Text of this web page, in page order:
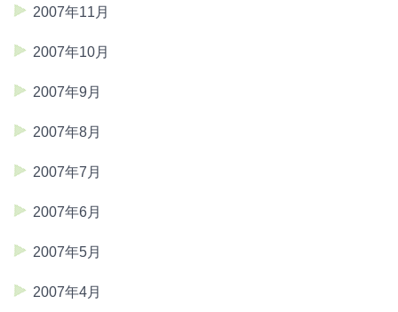
2007年11月
2007年10月
2007年9月
2007年8月
2007年7月
2007年6月
2007年5月
2007年4月